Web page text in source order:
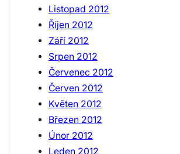
Listopad 2012
Říjen 2012
Září 2012
Srpen 2012
Červenec 2012
Červen 2012
Květen 2012
Březen 2012
Únor 2012
Leden 2012